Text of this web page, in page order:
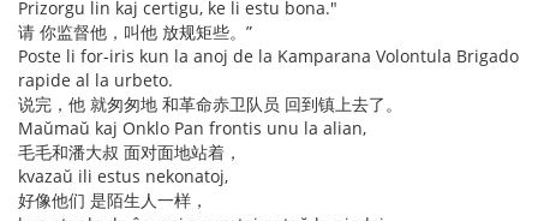
Prizorgu lin kaj certigu, ke li estu bona."
请 你监督他，叫他 放规矩些。”
Poste li for-iris kun la anoj de la Kamparana Volontula Brigado
rapide al la urbeto.
说完，他 就匆匆地 和革命赤卫队员 回到镇上去了。
Maŭmaŭ kaj Onklo Pan frontis unu la alian,
毛毛和潘大叔 面对面地站着，
kvazaŭ ili estus nekonatoj,
好像他们 是陌生人一样，